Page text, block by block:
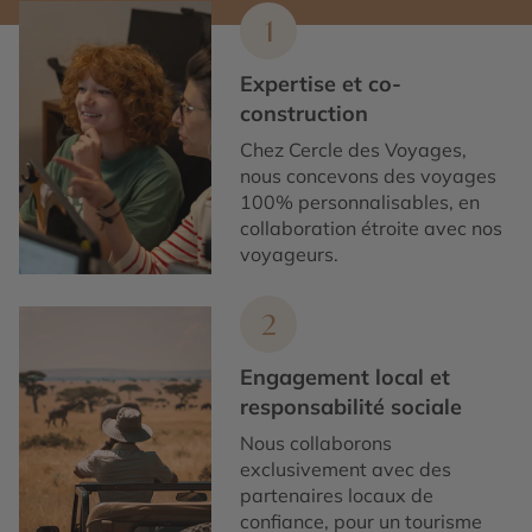
1
Expertise et co-
construction
Chez Cercle des Voyages,
nous concevons des voyages
100% personnalisables, en
collaboration étroite avec nos
voyageurs.
2
Engagement local et
responsabilité sociale
Nous collaborons
exclusivement avec des
partenaires locaux de
confiance, pour un tourisme